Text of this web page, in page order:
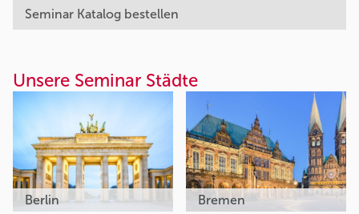
Seminar Katalog bestellen
Unsere Seminar Städte
Berlin Bremen